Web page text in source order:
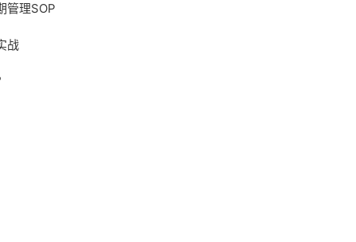
管理SOP
战